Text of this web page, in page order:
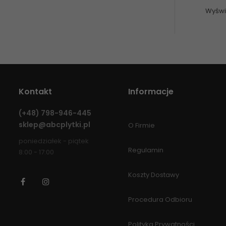
Kontakt
(+48) 798-946-445
sklep@abcplytki.pl
poniedziałek - piątek
8:00 - 17:00
Facebook
Informacje
O Firmie
Regulamin
Koszty Dostawy
Procedura Odbioru